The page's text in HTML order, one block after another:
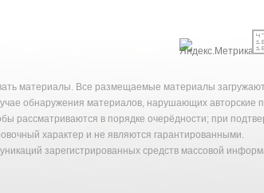
материалы. Все размещаемые материалы
обнаружения материалов, нарушающих авторские
рассматриваются в порядке очерёдности; при
характер и не являются гарантированными.
зарегистрированных средств массовой